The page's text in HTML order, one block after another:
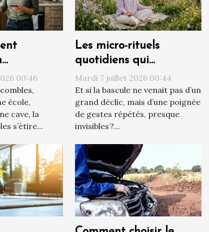
face à une
?
00:46
école,
cave, la
s’étire...
Les micro-rituels
quotidiens qui
transforment votre
vision du monde
Mardi 7 juillet 2026 00:44
Et si la bascule ne venait pas d’un
grand déclic, mais d’une poignée
de gestes répétés, presque
invisibles ?...